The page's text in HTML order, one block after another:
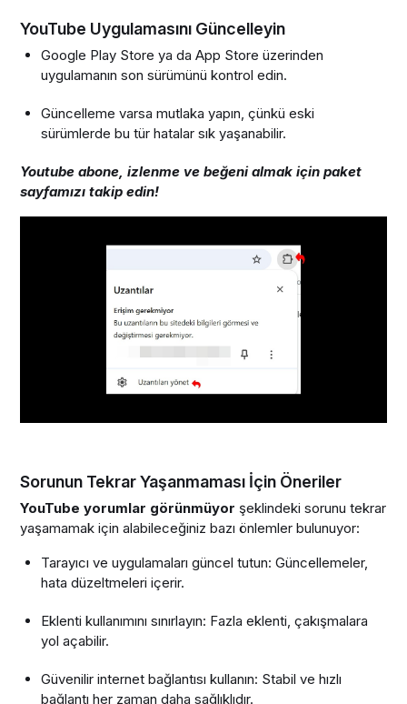
YouTube Uygulamasını Güncelleyin
Google Play Store ya da App Store üzerinden
uygulamanın son sürümünü kontrol edin.
Güncelleme varsa mutlaka yapın, çünkü eski
sürümlerde bu tür hatalar sık yaşanabilir.
Youtube abone, izlenme ve beğeni almak için paket
sayfamızı takip edin!
Sorunun Tekrar Yaşanmaması İçin Öneriler
YouTube yorumlar görünmüyor şeklindeki sorunu tekrar
yaşamamak için alabileceğiniz bazı önlemler bulunuyor:
Tarayıcı ve uygulamaları güncel tutun: Güncellemeler,
hata düzeltmeleri içerir.
Eklenti kullanımını sınırlayın: Fazla eklenti, çakışmalara
yol açabilir.
Güvenilir internet bağlantısı kullanın: Stabil ve hızlı
bağlantı her zaman daha sağlıklıdır.